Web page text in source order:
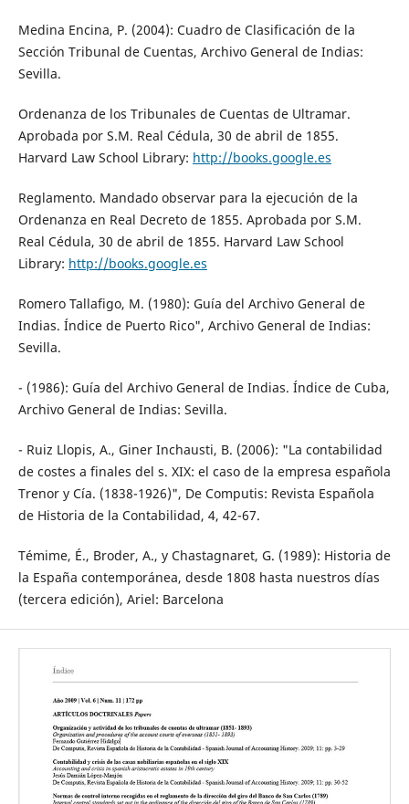
Medina Encina, P. (2004): Cuadro de Clasificación de la
Sección Tribunal de Cuentas, Archivo General de Indias:
Sevilla.
Ordenanza de los Tribunales de Cuentas de Ultramar.
Aprobada por S.M. Real Cédula, 30 de abril de 1855.
Harvard Law School Library: http://books.google.es
Reglamento. Mandado observar para la ejecución de la
Ordenanza en Real Decreto de 1855. Aprobada por S.M.
Real Cédula, 30 de abril de 1855. Harvard Law School
Library: http://books.google.es
Romero Tallafigo, M. (1980): Guía del Archivo General de
Indias. Índice de Puerto Rico", Archivo General de Indias:
Sevilla.
- (1986): Guía del Archivo General de Indias. Índice de Cuba,
Archivo General de Indias: Sevilla.
- Ruiz Llopis, A., Giner Inchausti, B. (2006): "La contabilidad
de costes a finales del s. XIX: el caso de la empresa española
Trenor y Cía. (1838-1926)", De Computis: Revista Española
de Historia de la Contabilidad, 4, 42-67.
Témime, É., Broder, A., y Chastagnaret, G. (1989): Historia de
la España contemporánea, desde 1808 hasta nuestros días
(tercera edición), Ariel: Barcelona